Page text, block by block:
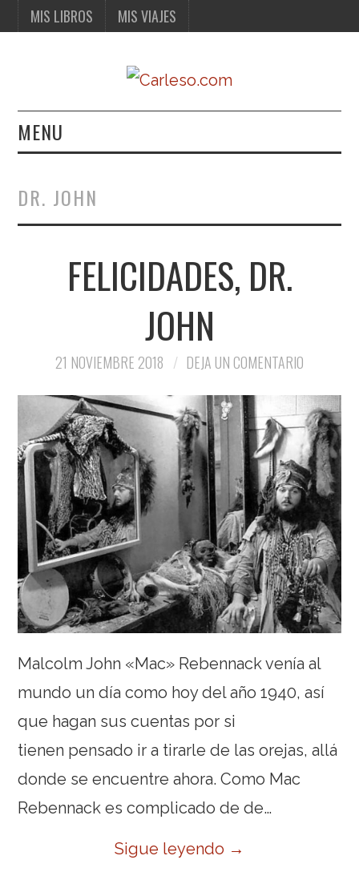
MIS LIBROS MIS VIAJES
MENU
MIS VIAJES
DR. JOHN
FELICIDADES, DR.
JOHN
21 NOVIEMBRE 2018 DEJA UN COMENTARIO
Malcolm John «Mac» Rebennack venía al
mundo un día como hoy del año 1940, así
que hagan sus cuentas por si
tienen pensado ir a tirarle de las orejas, allá
donde se encuentre ahora. Como Mac
Rebennack es complicado de de…
Sigue leyendo →